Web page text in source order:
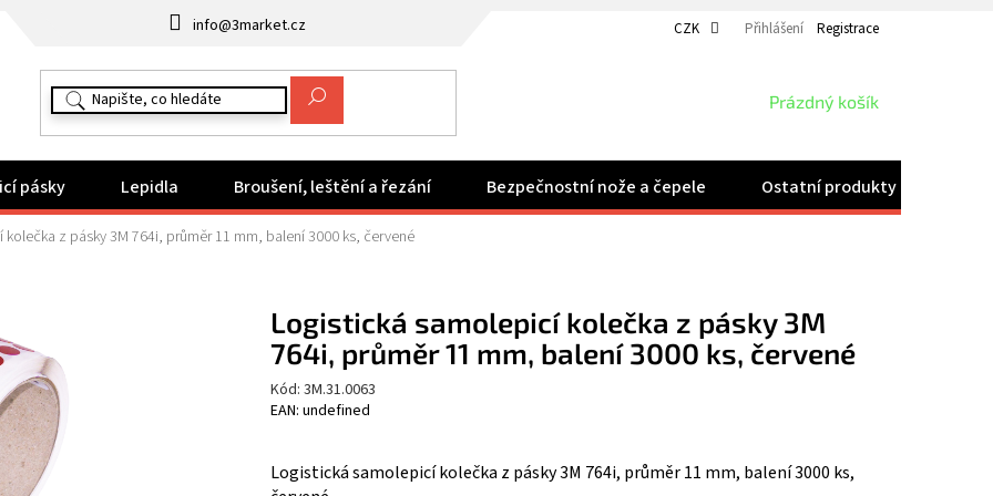
info@3market.cz CZK Přihlášení Registrace
NÁKUPNÍ
Prázdný košík
pásky Lepidla Broušení, leštění a řezání Bezpečnostní nože a čepele Ostatní produkty
z pásky 3M 764i, průměr 11 mm, balení 3000 ks, červené
Logistická samolepicí kolečka z pásky 3M 764i, průměr 11 mm, balení 3000 ks,
Logistická samolepicí kolečka z pásky 3M
764i, průměr 11 mm, balení 3000 ks, červené
Kód: 3M.31.0063
EAN: undefined